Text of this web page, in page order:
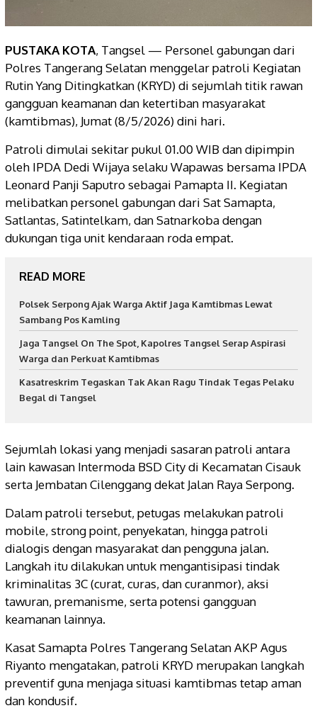
PUSTAKA KOTA, Tangsel — Personel gabungan dari
Polres Tangerang Selatan menggelar patroli Kegiatan
Rutin Yang Ditingkatkan (KRYD) di sejumlah titik rawan
gangguan keamanan dan ketertiban masyarakat
(kamtibmas), Jumat (8/5/2026) dini hari.
Patroli dimulai sekitar pukul 01.00 WIB dan dipimpin
oleh IPDA Dedi Wijaya selaku Wapawas bersama IPDA
Leonard Panji Saputro sebagai Pamapta II. Kegiatan
melibatkan personel gabungan dari Sat Samapta,
Satlantas, Satintelkam, dan Satnarkoba dengan
dukungan tiga unit kendaraan roda empat.
READ MORE
Polsek Serpong Ajak Warga Aktif Jaga Kamtibmas Lewat
Sambang Pos Kamling
Jaga Tangsel On The Spot, Kapolres Tangsel Serap Aspirasi
Warga dan Perkuat Kamtibmas
Kasatreskrim Tegaskan Tak Akan Ragu Tindak Tegas Pelaku
Begal di Tangsel
Sejumlah lokasi yang menjadi sasaran patroli antara
lain kawasan Intermoda BSD City di Kecamatan Cisauk
serta Jembatan Cilenggang dekat Jalan Raya Serpong.
Dalam patroli tersebut, petugas melakukan patroli
mobile, strong point, penyekatan, hingga patroli
dialogis dengan masyarakat dan pengguna jalan.
Langkah itu dilakukan untuk mengantisipasi tindak
kriminalitas 3C (curat, curas, dan curanmor), aksi
tawuran, premanisme, serta potensi gangguan
keamanan lainnya.
Kasat Samapta Polres Tangerang Selatan AKP Agus
Riyanto mengatakan, patroli KRYD merupakan langkah
preventif guna menjaga situasi kamtibmas tetap aman
dan kondusif.